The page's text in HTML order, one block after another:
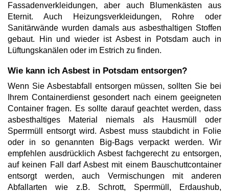
Fassadenverkleidungen, aber auch Blumenkästen aus
Eternit. Auch Heizungsverkleidungen, Rohre oder
Sanitärwände wurden damals aus asbesthaltigen Stoffen
gebaut. Hin und wieder ist Asbest in Potsdam auch in
Lüftungskanälen oder im Estrich zu finden.
Wie kann ich Asbest in Potsdam entsorgen?
Wenn Sie Asbestabfall entsorgen müssen, sollten Sie bei
Ihrem Containerdienst gesondert nach einem geeigneten
Container fragen. Es sollte darauf geachtet werden, dass
asbesthaltiges Material niemals als Hausmüll oder
Sperrmüll entsorgt wird. Asbest muss staubdicht in Folie
oder in so genannten Big-Bags verpackt werden. Wir
empfehlen ausdrücklich Asbest fachgerecht zu entsorgen,
auf keinen Fall darf Asbest mit einem Bauschuttcontainer
entsorgt werden, auch Vermischungen mit anderen
Abfallarten wie z.B. Schrott, Sperrmüll, Erdaushub,